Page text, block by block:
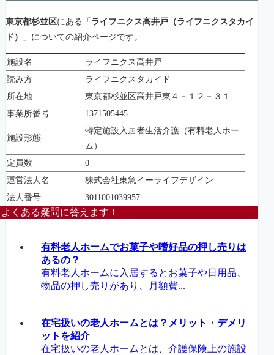
東京都杉並区にある「 ライフニクス高井戸（ライフニクスタカイ
ド）
」についての紹介ページです。
施設名
ライフニクス高井戸
読み方
ライフニクスタカイド
所在地
東京都杉並区高井戸東４－１２－３１
事業所番号
1371505445
施設形態
特定施設入居者生活介護（有料老人ホー
ム）
定員数
0
運営法人名
株式会社東急イーライフデザイン
法人番号
3011001039957
よくある疑問に答えます！
有料老人ホームでお菓子や嗜好品の押し売りは
あるの？
有料老人ホームに入居するとお菓子や日用品、
物品の押し売りがあり、月額費...
在宅扱いの老人ホームとは？メリット・デメリ
ットを紹介
在宅扱いの老人ホームとは、介護保険上の施設